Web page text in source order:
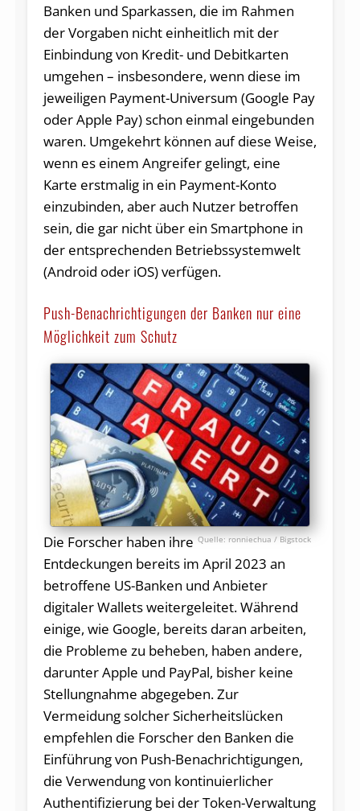
Banken und Sparkassen, die im Rahmen
der Vorgaben nicht einheitlich mit der
Einbindung von Kredit- und Debitkarten
umgehen – insbesondere, wenn diese im
jeweiligen Payment-Universum (Google Pay
oder Apple Pay) schon einmal eingebunden
waren. Umgekehrt können auf diese Weise,
wenn es einem Angreifer gelingt, eine
Karte erstmalig in ein Payment-Konto
einzubinden, aber auch Nutzer betroffen
sein, die gar nicht über ein Smartphone in
der entsprechenden Betriebssystemwelt
(Android oder iOS) verfügen.
Push-Benachrichtigungen der Banken nur eine
Möglichkeit zum Schutz
ronniechua / Bigstock
Die Forscher haben ihre
Entdeckungen bereits im April 2023 an
betroffene US-Banken und Anbieter
digitaler Wallets weitergeleitet. Während
einige, wie Google, bereits daran arbeiten,
die Probleme zu beheben, haben andere,
darunter Apple und PayPal, bisher keine
Stellungnahme abgegeben. Zur
Vermeidung solcher Sicherheitslücken
empfehlen die Forscher den Banken die
Einführung von Push-Benachrichtigungen,
die Verwendung von kontinuierlicher
Authentifizierung bei der Token-Verwaltung